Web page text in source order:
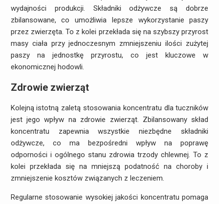
wydajności produkcji. Składniki odżywcze są dobrze
zbilansowane, co umożliwia lepsze wykorzystanie paszy
przez zwierzęta. To z kolei przekłada się na szybszy przyrost
masy ciała przy jednoczesnym zmniejszeniu ilości zużytej
paszy na jednostkę przyrostu, co jest kluczowe w
ekonomicznej hodowli.
Zdrowie zwierząt
Kolejną istotną zaletą stosowania koncentratu dla tuczników
jest jego wpływ na zdrowie zwierząt. Zbilansowany skład
koncentratu zapewnia wszystkie niezbędne składniki
odżywcze, co ma bezpośredni wpływ na poprawę
odporności i ogólnego stanu zdrowia trzody chlewnej. To z
kolei przekłada się na mniejszą podatność na choroby i
zmniejszenie kosztów związanych z leczeniem.
Regularne stosowanie wysokiej jakości koncentratu pomaga